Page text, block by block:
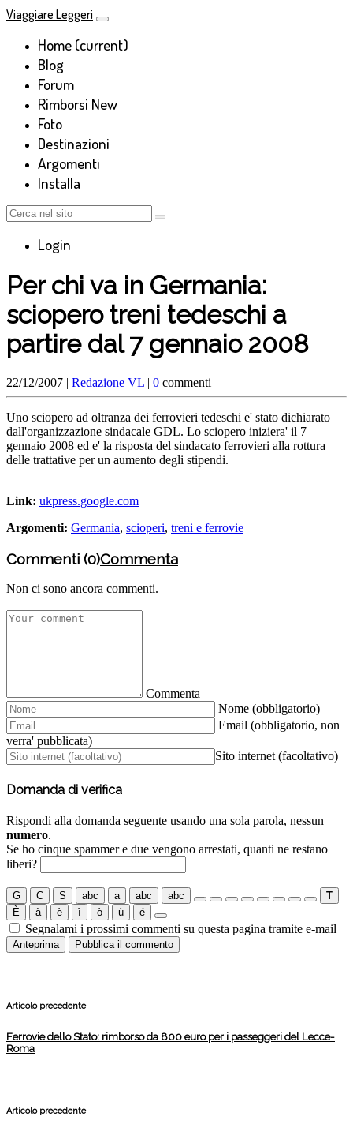
Viaggiare Leggeri
Home (current)
Blog
Forum
Rimborsi New
Foto
Destinazioni
Argomenti
Installa
Login
Per chi va in Germania:
sciopero treni tedeschi a
partire dal 7 gennaio 2008
22/12/2007 | Redazione VL | 0 commenti
Uno sciopero ad oltranza dei ferrovieri tedeschi e' stato dichiarato
dall'organizzazione sindacale GDL. Lo sciopero iniziera' il 7
gennaio 2008 ed e' la risposta del sindacato ferrovieri alla rottura
delle trattative per un aumento degli stipendi.
Link: ukpress.google.com
Argomenti: Germania, scioperi, treni e ferrovie
Commenti (0)Commenta
Non ci sono ancora commenti.
Commenta
Nome (obbligatorio)
Email (obbligatorio, non
verra' pubblicata)
Sito internet (facoltativo)
Domanda di verifica
Rispondi alla domanda seguente usando una sola parola, nessun
numero.
Se ho cinque spammer e due vengono arrestati, quanti ne restano
liberi?
G C S abc a abc abc
T
È
à è ì ò ù é
Segnalami i prossimi commenti su questa pagina tramite e-mail
Articolo precedente
Ferrovie dello Stato: rimborso da 800 euro per i passeggeri del Lecce-
Roma
Articolo precedente